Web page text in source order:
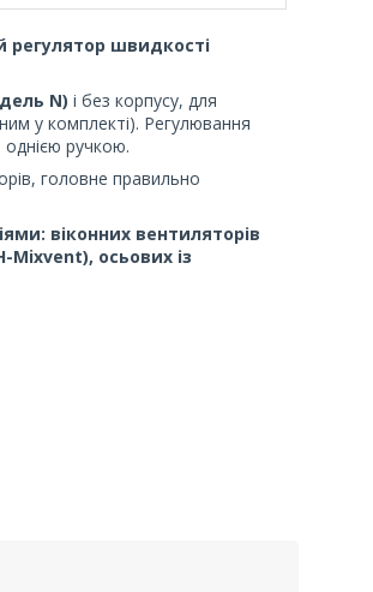
регулятор швидкості
N) і без корпусу, для
у комплекті). Регулювання
однією ручкою.
головне правильно
віконних вентиляторів
Mixvent), осьових із